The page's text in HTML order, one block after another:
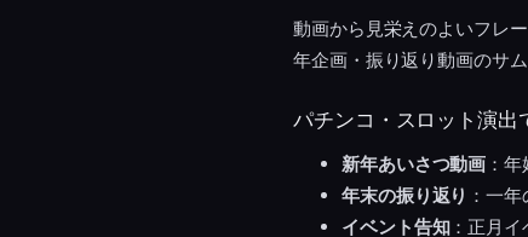
動画から見栄えのよいフレ
年企画・振り返り動画のサ
パチンコ・スロット演出
新年あいさつ動画 ：
年末の振り返り ：一
イベント告知：正月イ